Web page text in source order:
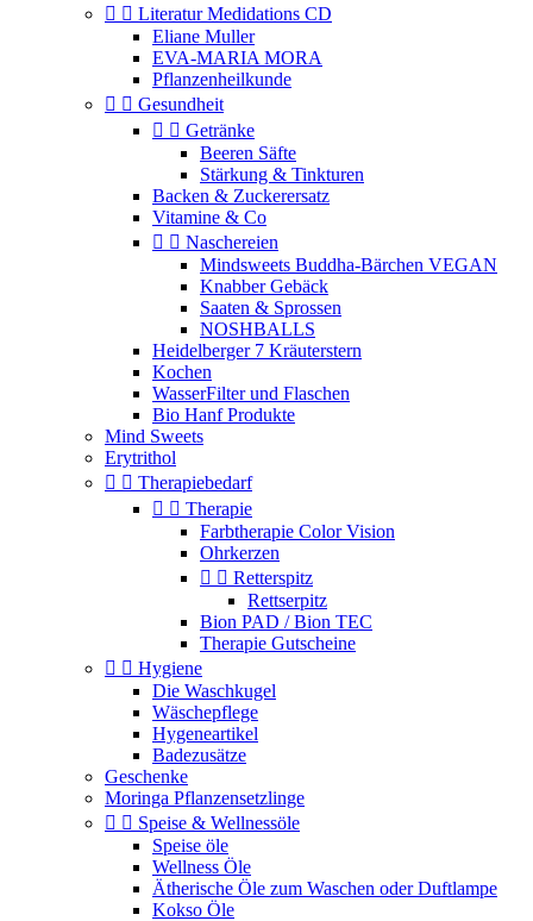
  Literatur Medidations CD
Eliane Muller
EVA-MARIA MORA
Pflanzenheilkunde
  Gesundheit
  Getränke
Beeren Säfte
Stärkung & Tinkturen
Backen & Zuckerersatz
Vitamine & Co
  Naschereien
Mindsweets Buddha-Bärchen VEGAN
Knabber Gebäck
Saaten & Sprossen
NOSHBALLS
Heidelberger 7 Kräuterstern
Kochen
WasserFilter und Flaschen
Bio Hanf Produkte
Mind Sweets
Erytrithol
  Therapiebedarf
  Therapie
Farbtherapie Color Vision
Ohrkerzen
  Retterspitz
Rettserpitz
Bion PAD / Bion TEC
Therapie Gutscheine
  Hygiene
Die Waschkugel
Wäschepflege
Hygeneartikel
Badezusätze
Geschenke
Moringa Pflanzensetzlinge
  Speise & Wellnessöle
Speise öle
Wellness Öle
Ätherische Öle zum Waschen oder Duftlampe
Kokso Öle